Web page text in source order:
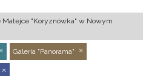
"Koryznówka" w Nowym
Galeria "Panorama"